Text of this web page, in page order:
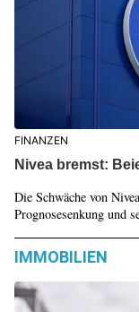
FINANZEN
Nivea bremst:
Die Schwäche von
Prognosesenkung und
IMMOBILIEN